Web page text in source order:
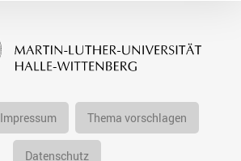
Impressum Thema vorschlagen
Datenschutz